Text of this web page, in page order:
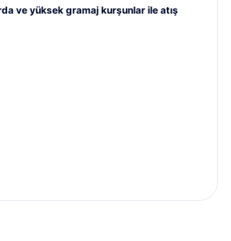
ve yüksek gramaj kurşunlar ile atış